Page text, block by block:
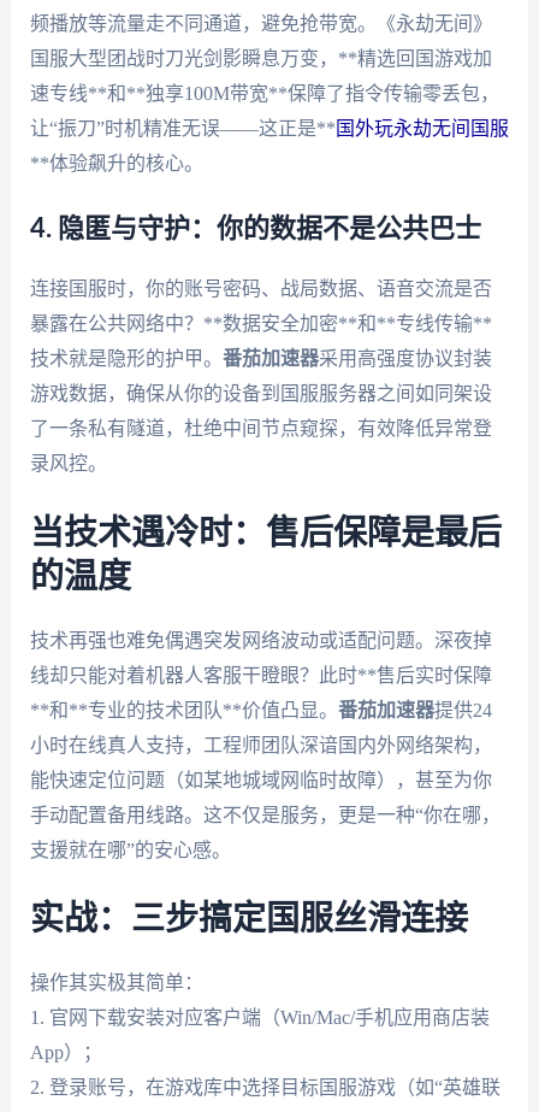
频播放等流量走不同通道，避免抢带宽。《永劫无间》
国服大型团战时刀光剑影瞬息万变，**精选回国游戏加
速专线**和**独享100M带宽**保障了指令传输零丢包，
让“振刀”时机精准无误——这正是** 国外玩永劫无间国服
**体验飙升的核心。
4. 隐匿与守护：你的数据不是公共巴士
连接国服时，你的账号密码、战局数据、语音交流是否
暴露在公共网络中？**数据安全加密**和**专线传输**
技术就是隐形的护甲。 番茄加速器采用高强度协议封装
游戏数据，确保从你的设备到国服服务器之间如同架设
了一条私有隧道，杜绝中间节点窥探，有效降低异常登
录风控。
当技术遇冷时：售后保障是最后
的温度
技术再强也难免偶遇突发网络波动或适配问题。深夜掉
线却只能对着机器人客服干瞪眼？此时**售后实时保障
**和**专业的技术团队**价值凸显。 番茄加速器提供24
小时在线真人支持，工程师团队深谙国内外网络架构，
能快速定位问题（如某地城域网临时故障），甚至为你
手动配置备用线路。这不仅是服务，更是一种“你在哪，
支援就在哪”的安心感。
实战：三步搞定国服丝滑连接
操作其实极其简单：
1. 官网下载安装对应客户端（Win/Mac/手机应用商店装
App）；
2. 登录账号，在游戏库中选择目标国服游戏（如“英雄联